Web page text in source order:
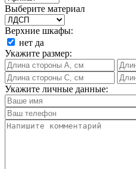
Выберите материал
Верхние шкафы:
нет да
Укажите размер:
Укажите личные данные: